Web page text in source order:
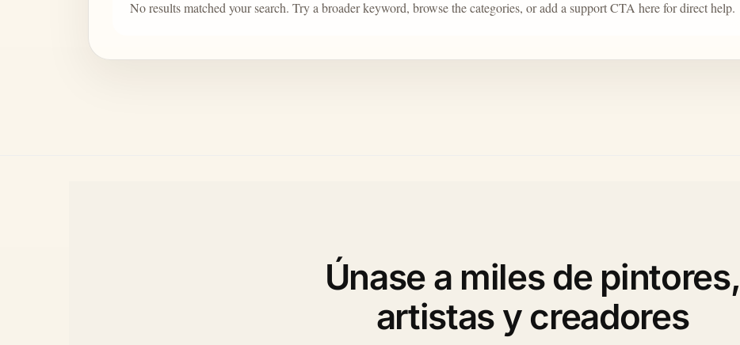
No results matched your search. Try a broader keyword, browse the categories, or add a support CTA here for direct help.
Únase a miles de pintores,
artistas y creadores